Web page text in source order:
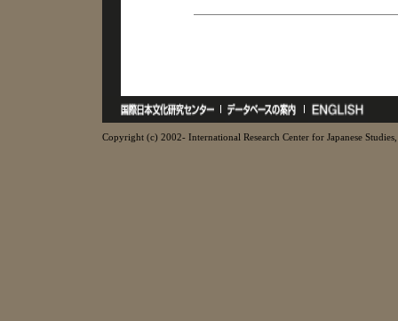
Copyright (c) 2002- International Research Center for Japanese